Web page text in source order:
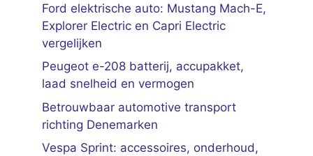
Ford elektrische auto: Mustang Mach-E,
Explorer Electric en Capri Electric
vergelijken
Peugeot e-208 batterij, accupakket,
laad snelheid en vermogen
Betrouwbaar automotive transport
richting Denemarken
Vespa Sprint: accessoires, onderhoud,